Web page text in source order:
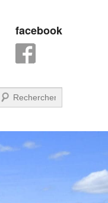
facebook
Recherche